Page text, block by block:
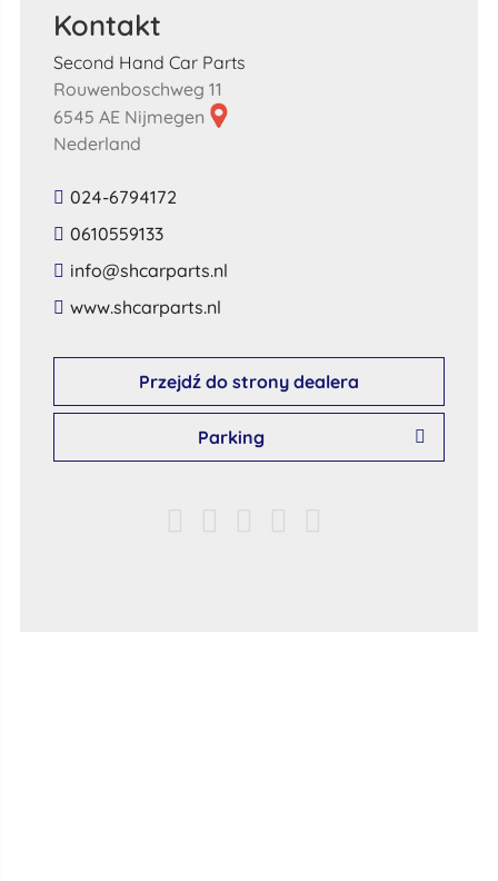
Kontakt
Second Hand Car Parts
Rouwenboschweg 11
6545 AE Nijmegen
Nederland
024-6794172
0610559133
​info​@​shcarparts​.​nl​
​www​.​shcarparts​.​nl​
Przejdź do strony dealera
Parking